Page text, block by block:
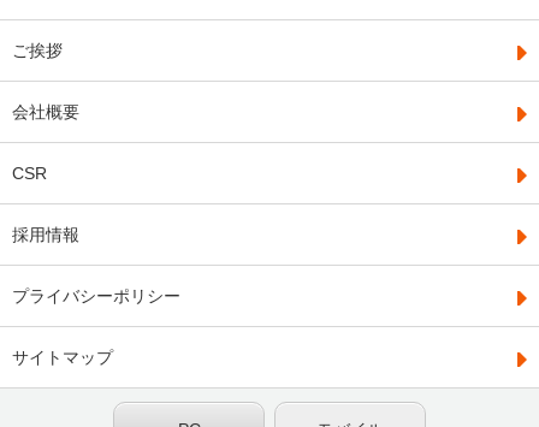
ご挨拶
会社概要
CSR
採用情報
プライバシーポリシー
サイトマップ